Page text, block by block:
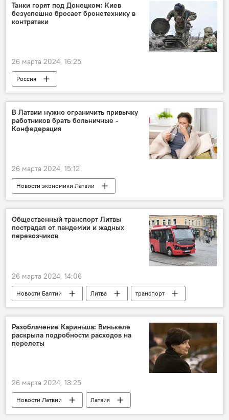
Танки горят под Донецком: Киев
безуспешно бросает бронетехнику в
контратаки
26 марта 2024, 16:25
Россия
Операция по демилитаризации Украины
Украина
Минобороны РФ
военная операция
военная техника
ВСУ
В Латвии нужно ограничить привычку
работников брать больничные -
Конфедерация
26 марта 2024, 15:12
Новости экономики Латвии
больничные пособия
Латвийская конфедерация работодателей
Общественный транспорт Литвы
пострадал от пандемии и жадных
перевозчиков
26 марта 2024, 14:06
Новости Балтии Литва транспорт
Разоблачение Кариньша: Винькеле
раскрыла подробности расходов на
перелеты
26 марта 2024, 13:25
Новости Латвии
Латвия
Кришьянис Кариньш
Илзе Винькеле